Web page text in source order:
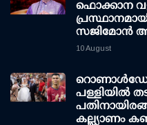
ഫൊക്കാന
സജിമോൻ
10 August
പള്ളിയില്‍
കല്ല്യാണം